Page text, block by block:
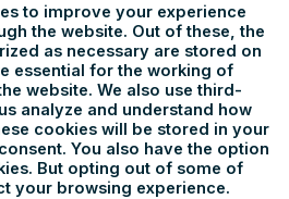
to improve your experience
the website. Out of these, the
as necessary are stored on
essential for the working of
website. We also use third-
analyze and understand how
cookies will be stored in your
You also have the option
But opting out of some of
your browsing experience.